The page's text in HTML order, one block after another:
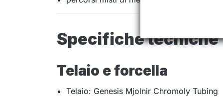
Specifiche tecniche
Telaio e forcella
Telaio: Genesis Mjolnir Chromoly Tubing